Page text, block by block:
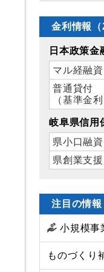
金利情報（
日本政策金
マル経融資
普通貸付
（基準金利
岐阜県信用
県小口融資
県創業支
注目の情報
小規模事
ものづくり